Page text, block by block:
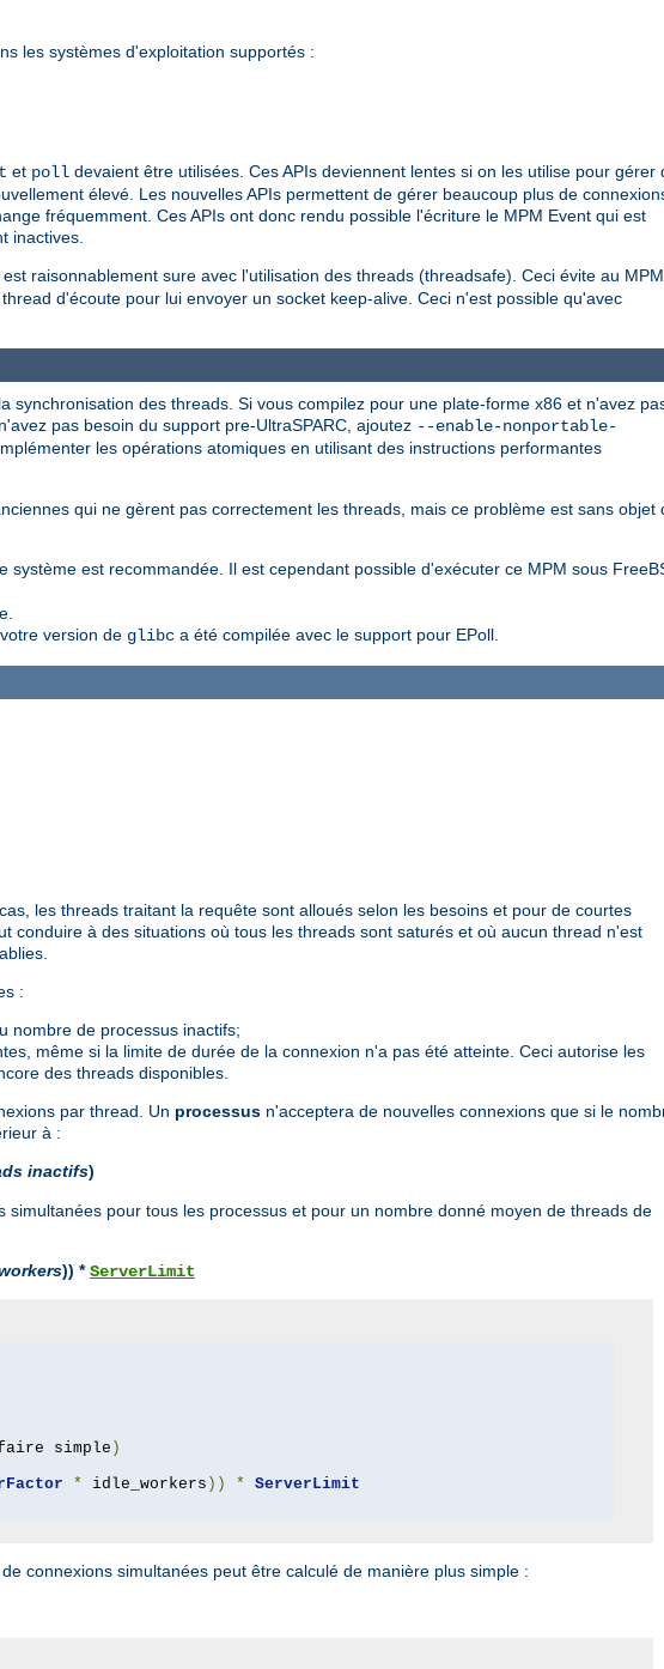
les systèmes d'exploitation supportés :
et poll devaient être utilisées. Ces APIs deviennent lentes si on les utilise pour gérer
élevé. Les nouvelles APIs permettent de gérer beaucoup plus de
fréquemment. Ces APIs ont donc rendu possible l'écriture le MPM Event qui est
inactives.
raisonnablement sure avec l'utilisation des threads (threadsafe). Ceci évite au MPM
d'écoute pour lui envoyer un socket keep-alive. Ceci n'est possible qu'avec
synchronisation des threads. Si vous compilez pour une plate-forme x86 et n'avez
pas besoin du support pre-UltraSPARC, ajoutez --enable-nonportable-
les opérations atomiques en utilisant des instructions performantes
qui ne gèrent pas correctement les threads, mais ce problème est sans objet
est recommandée. Il est cependant possible d'exécuter ce MPM sous
version de glibc a été compilée avec le support pour EPoll.
les threads traitant la requête sont alloués selon les besoins et pour de courtes
conduire à des situations où tous les threads sont saturés et où aucun thread n'est
:
nombre de processus inactifs;
même si la limite de durée de la connexion n'a pas été atteinte. Ceci autorise les
des threads disponibles.
par thread. Un processus n'acceptera de nouvelles connexions que si le
à :
inactifs)
pour tous les processus et pour un nombre donné moyen de threads de
)) *ServerLimit
simple )
* idle_workers )) *
ServerLimit
connexions simultanées peut être calculé de manière plus simple :